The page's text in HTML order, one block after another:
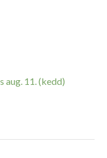
aug. 11. (kedd)